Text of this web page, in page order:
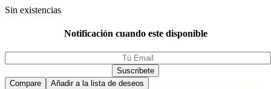
Sin existencias
Notificación cuando este disponible
Compare Añadir a la lista de deseos